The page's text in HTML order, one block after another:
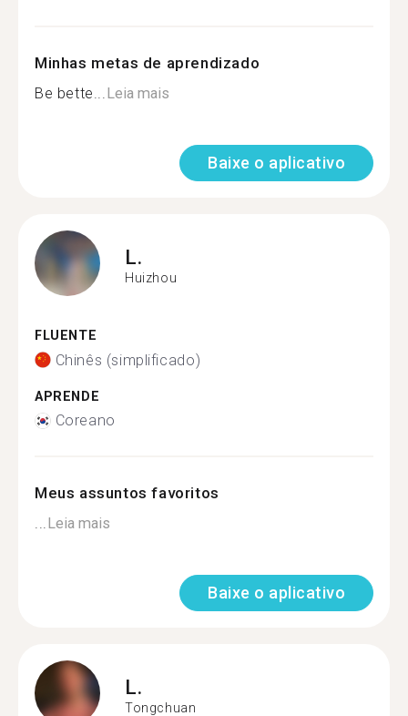
Minhas metas de aprendizado
Be bette...Leia mais
Baixe o aplicativo
L.
Huizhou
FLUENTE
Chinês (simplificado)
APRENDE
Coreano
Meus assuntos favoritos
...Leia mais
Baixe o aplicativo
L.
Tongchuan